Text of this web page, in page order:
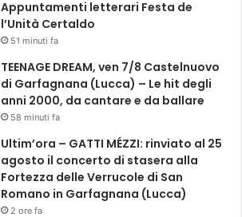
Appuntamenti letterari Festa de
l’Unità Certaldo
51 minuti fa
TEENAGE DREAM, ven 7/8 Castelnuovo
di Garfagnana (Lucca) – Le hit degli
anni 2000, da cantare e da ballare
58 minuti fa
Ultim’ora – GATTI MÉZZI: rinviato al 25
agosto il concerto di stasera alla
Fortezza delle Verrucole di San
Romano in Garfagnana (Lucca)
2 ore fa